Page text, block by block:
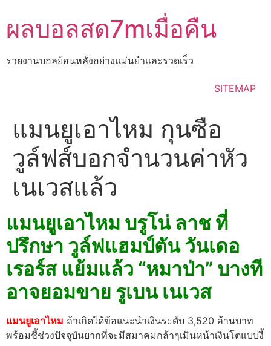
to
content
ผลบอลสด7mเมื่อคืน
รายงานบอลย้อนหลังอย่างแม่นยำเเละรวดเร็ว
SITEMAP
แมนยูเอาไหม กุนซือ
วูล์ฟส์บอกจำนวนค่าหัว
เนเวสแล้ว
แมนยูเอาไหม บรูโน่ ลาช ที่
ปรึกษา วูล์ฟแฮมป์ตัน วันเดอ
เรอร์ส แย้มแล้ว “หมาป่า” บางที
อาจยอมขาย รูเบน เนเวส
แมนยูเอาไหม ถ้าเกิดได้ข้อแนะนำเงินระดับ 3,520 ล้านบาท
พร้อมชี้ช่วงปัจจุบันยากที่จะมีสมาคมกล้าๆเมินหน้าเงินโตแบบงี้